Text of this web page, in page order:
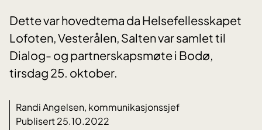
Dette var hovedtema da Helsefellesskapet
Lofoten, Vesterålen, Salten var samlet til
Dialog- og partnerskapsmøte i Bodø,
tirsdag 25. oktober.
Randi Angelsen, kommunikasjonssjef
Publisert 25.10.2022